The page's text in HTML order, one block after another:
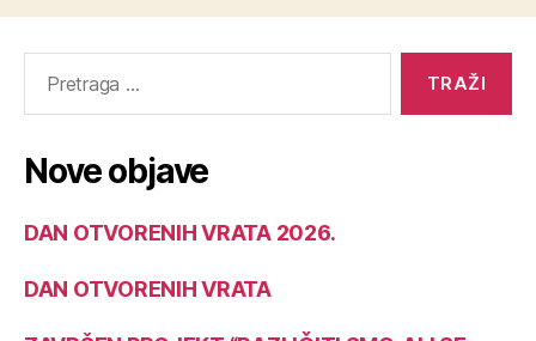
Nove objave
DAN OTVORENIH VRATA 2026.
DAN OTVORENIH VRATA